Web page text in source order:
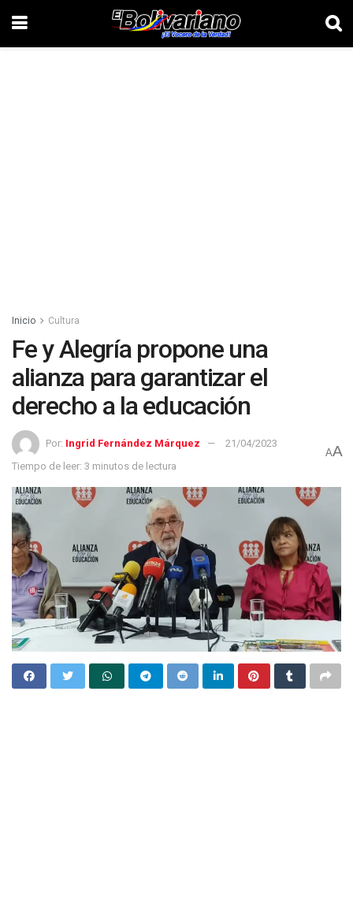
Inicio Cultura
Fe y Alegría propone una
alianza para garantizar el
derecho a la educación
Por: Ingrid Fernández Márquez
21/04/2023
Tiempo de leer: 3 minutos de lectura
AA